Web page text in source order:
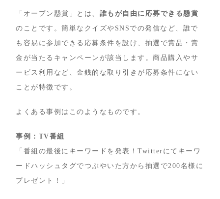
「オープン懸賞」とは、 ​​誰もが自由に応募できる懸賞
のことです。簡単なクイズやSNSでの発信など、誰で
も容易に参加できる応募条件を設け、抽選で賞品・賞
金が当たるキャンペーンが該当します。商品購入やサ
ービス利用など、金銭的な取り引きが応募条件にない
ことが特徴です。
よくある事例はこのようなものです。
事例：TV番組
「番組の最後にキーワードを発表！Twitterにてキーワ
ードハッシュタグでつぶやいた方から抽選で200名様に
プレゼント！」